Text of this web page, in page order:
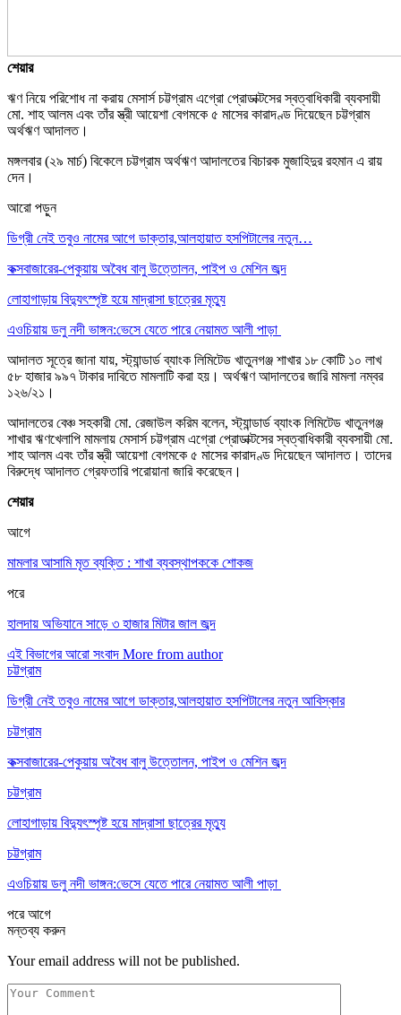
শেয়ার
ঋণ নিয়ে পরিশোধ না করায় মেসার্স চট্টগ্রাম এগ্রো প্রোডাক্টসের স্বত্বাধিকারী ব্যবসায়ী
মো. শাহ আলম এবং তাঁর স্ত্রী আয়েশা বেগমকে ৫ মাসের কারাদণ্ড দিয়েছেন চট্টগ্রাম
অর্থঋণ আদালত।
মঙ্গলবার (২৯ মার্চ) বিকেলে চট্টগ্রাম অর্থঋণ আদালতের বিচারক মুজাহিদুর রহমান এ রায়
দেন।
আরো পড়ুন
ডিগ্রী নেই তবুও নামের আগে ডাক্তার,আলহায়াত হসপিটালের নতুন…
কক্সবাজারের-পেকুয়ায় অবৈধ বালু উত্তোলন, পাইপ ও মেশিন জব্দ
লোহাগাড়ায় বিদ্যুৎস্পৃষ্ট হয়ে মাদ্রাসা ছাত্রের মৃত্যু
এওচিয়ায় ডলু নদী ভাঙ্গন:ভেসে যেতে পারে নেয়ামত আলী পাড়া
আদালত সূত্রে জানা যায়, স্ট্যান্ডার্ড ব্যাংক লিমিটেড খাতুনগঞ্জ শাখার ১৮ কোটি ১০ লাখ
৫৮ হাজার ৯৯৭ টাকার দাবিতে মামলাটি করা হয়। অর্থঋণ আদালতের জারি মামলা নম্বর
১২৬/২১।
আদালতের বেঞ্চ সহকারী মো. রেজাউল করিম বলেন, স্ট্যান্ডার্ড ব্যাংক লিমিটেড খাতুনগঞ্জ
শাখার ঋণখেলাপি মামলায় মেসার্স চট্টগ্রাম এগ্রো প্রোডাক্টসের স্বত্বাধিকারী ব্যবসায়ী মো.
শাহ আলম এবং তাঁর স্ত্রী আয়েশা বেগমকে ৫ মাসের কারাদণ্ড দিয়েছেন আদালত। তাদের
বিরুদ্ধে আদালত গ্রেফতারি পরোয়ানা জারি করেছেন।
শেয়ার
আগে
মামলার আসামি মৃত ব্যক্তি : শাখা ব্যবস্থাপককে শোকজ
পরে
হালদায় অভিযানে সাড়ে ৩ হাজার মিটার জাল জব্দ
এই বিভাগের আরো সংবাদ More from author
চট্টগ্রাম
ডিগ্রী নেই তবুও নামের আগে ডাক্তার,আলহায়াত হসপিটালের নতুন আবিস্কার
চট্টগ্রাম
কক্সবাজারের-পেকুয়ায় অবৈধ বালু উত্তোলন, পাইপ ও মেশিন জব্দ
চট্টগ্রাম
লোহাগাড়ায় বিদ্যুৎস্পৃষ্ট হয়ে মাদ্রাসা ছাত্রের মৃত্যু
চট্টগ্রাম
এওচিয়ায় ডলু নদী ভাঙ্গন:ভেসে যেতে পারে নেয়ামত আলী পাড়া
পরেআগে
মন্তব্য করুন
Your email address will not be published.